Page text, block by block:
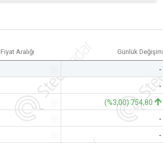
Fiyat Aralığı Günlük Değişim
-
-
-
(%3,00) 754,80
-
-